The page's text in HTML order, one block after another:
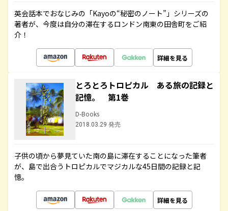
英会話本でおなじみの「Kayoの“秘密のノート”」シリーズの
著者が、今度は自分の滞在するロンドン南東の田舎町をご紹
介！
詳細を見る
とろとろトロピカル ある旅の記録と
記憶。 第1巻
D-Books
2018.03.29 発売
子供の頃から夢見ていた南の島に滞在することになった筆者
が、島で出合うトロピカルでマジカルな45日間の記録と記
憶。
詳細を見る